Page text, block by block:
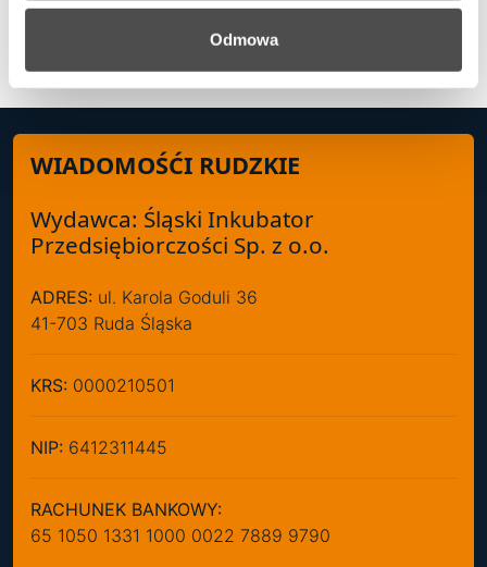
Odmowa
Kawowa mapa świata Krzysztofa
WIADOMOŚĆI RUDZKIE
Wydawca: Śląski Inkubator
Przedsiębiorczości Sp. z o.o.
ADRES: ul. Karola Goduli 36
41-703 Ruda Śląska
KRS: 0000210501
NIP: 6412311445
RACHUNEK BANKOWY:
65 1050 1331 1000 0022 7889 9790